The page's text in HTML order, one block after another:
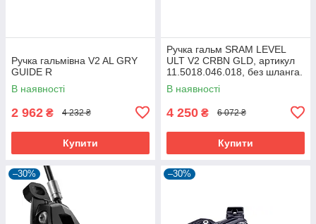
Ручка гальмівна V2 AL GRY
GUIDE R
В наявності
2 962 ₴ 4 232 ₴
Купити
Ручка гальм SRAM LEVEL
ULT V2 CRBN GLD, артикул
11.5018.046.018, без шланга.
В наявності
4 250 ₴ 6 072 ₴
Купити
–30% –30%